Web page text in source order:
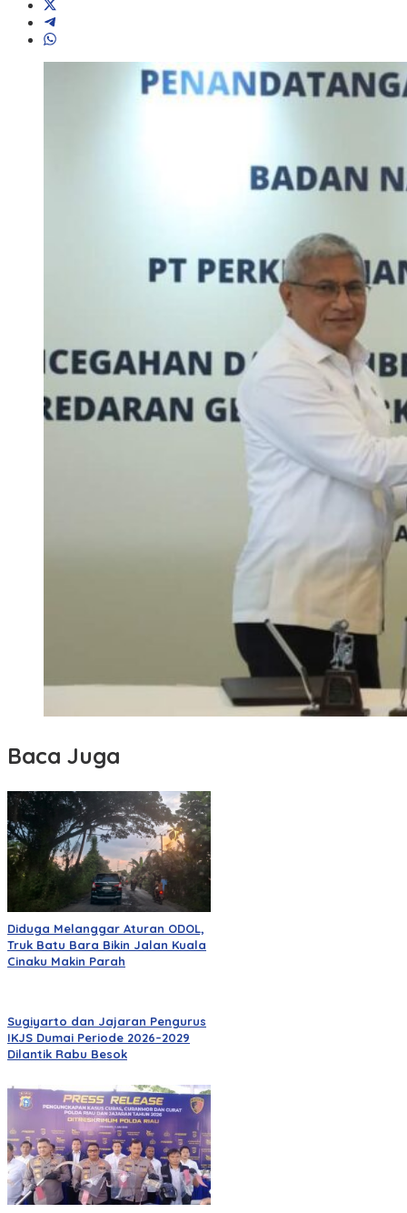
Baca Juga
Diduga Melanggar Aturan ODOL,
Truk Batu Bara Bikin Jalan Kuala
Cinaku Makin Parah
Sugiyarto dan Jajaran Pengurus
IKJS Dumai Periode 2026–2029
Dilantik Rabu Besok